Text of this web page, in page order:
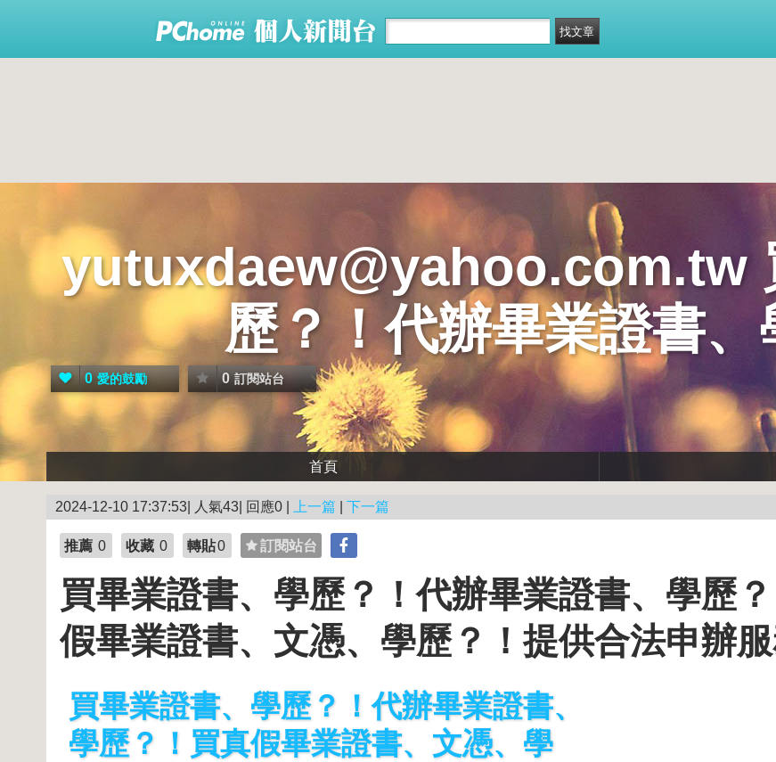
yutuxdaew@yahoo.com.tw
歷？！代辦畢業證書、
0 愛的鼓勵 0 訂閱站台
首頁
2024-12-10 17:37:53| 人氣43| 回應0 | 上一篇 下一篇
推薦 0 收藏 0 轉貼0 訂閱站台
買畢業證書、學歷？！代辦畢業證書、學歷
假畢業證書、文憑、學歷？！提供合法申辦
買畢業證書、學歷？！代辦畢業證書、
學歷？！買真假畢業證書、文憑、學